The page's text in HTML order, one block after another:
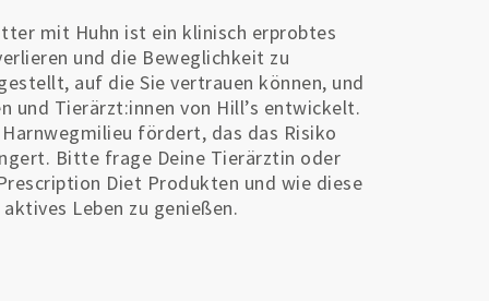
mit Huhn ist ein klinisch erprobtes
und die Beweglichkeit zu
auf die Sie vertrauen können, und
und Tierärzt:innen von Hill’s entwickelt.
fördert, das das Risiko
Bitte frage Deine Tierärztin oder
Diet Produkten und wie diese
Leben zu genießen.